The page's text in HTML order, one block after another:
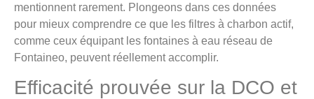
mentionnent rarement. Plongeons dans ces données
pour mieux comprendre ce que les filtres à charbon actif,
comme ceux équipant les fontaines à eau réseau de
Fontaineo, peuvent réellement accomplir.
Efficacité prouvée sur la DCO et